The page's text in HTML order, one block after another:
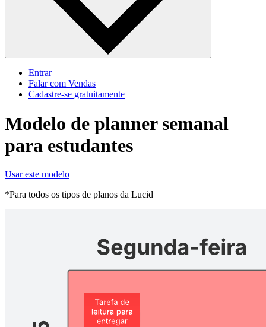
Entrar
Falar com Vendas
Cadastre‐se gratuitamente
Modelo de planner semanal
para estudantes
Usar este modelo
*Para todos os tipos de planos da Lucid